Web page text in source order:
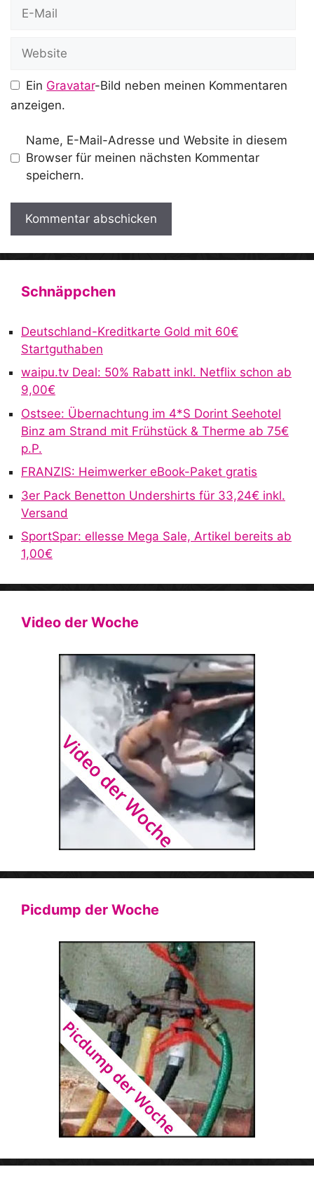
Mail
Ein Gravatar-Bild neben meinen Kommentaren
anzeigen.
Name, E-Mail-Adresse und Website in diesem
Browser für meinen nächsten Kommentar
speichern.
A
n
t
Schnäppchen
Deutschland-Kreditkarte Gold mit 60€
Startguthaben
waipu.tv Deal: 50% Rabatt inkl. Netflix schon ab
9,00€
Ostsee: Übernachtung im 4*S Dorint Seehotel
Binz am Strand mit Frühstück & Therme ab 75€
p.P.
FRANZIS: Heimwerker eBook-Paket gratis
3er Pack Benetton Undershirts für 33,24€ inkl.
Versand
SportSpar: ellesse Mega Sale, Artikel bereits ab
1,00€
Video der Woche
Picdump der Woche